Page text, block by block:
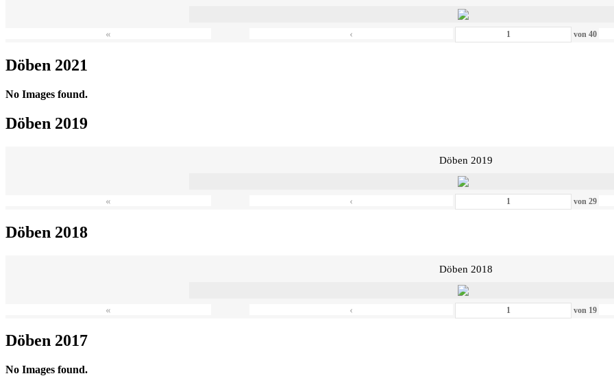
« ‹ von40
Döben 2021
No Images found.
Döben 2019
Döben 2019
« ‹ von29
Döben 2018
Döben 2018
« ‹ von 19
Döben 2017
No Images found.